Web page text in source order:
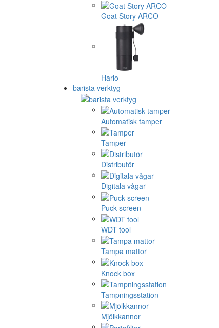
Goat Story ARCO
Hario
barista verktyg
Automatisk tamper
Tamper
Distributör
Digitala vågar
Puck screen
WDT tool
Tampa mattor
Knock box
Tampningsstation
Mjölkkannor